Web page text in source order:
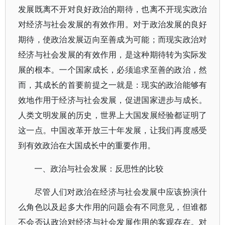
发展既离不开对良好政治的期待，也离不开现实政治
对经济与社会发展的有效作用。对于政治发展的良好
期待，使政治发展迈向至善成为可能；而现实政治对
经济与社会发展的有效作用，是这种期待转为实际发
展的根本。一个国家成长，必须追求至善的政治，然
而，其成长的首要前提之一就是：现实的政治能够有
效地作用于经济与社会发展，促进国家进步与成长。
人类文明发展的历史，世界上大国发展经验都证明了
这一点。中国改革开放三十年发展，让我们再度感受
到有效政治在大国成长中的重要作用。
一、政治与社会发展：反思性的比较
尽管人们对政治在经济与社会发展中应该扮演什
么角色以及起多大作用的问题会有不同意见，但谁都
不会否认政治对经济与社会发展作用的客观存在。对